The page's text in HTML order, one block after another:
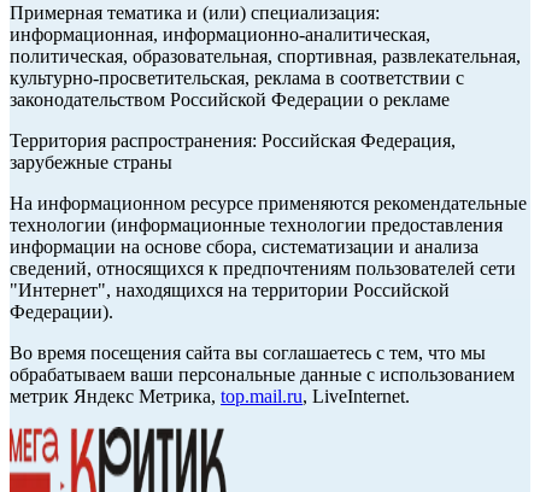
Примерная тематика и (или) специализация:
информационная, информационно-аналитическая,
политическая, образовательная, спортивная, развлекательная,
культурно-просветительская, реклама в соответствии с
законодательством Российской Федерации о рекламе
Территория распространения: Российская Федерация,
зарубежные страны
На информационном ресурсе применяются рекомендательные
технологии (информационные технологии предоставления
информации на основе сбора, систематизации и анализа
сведений, относящихся к предпочтениям пользователей сети
"Интернет", находящихся на территории Российской
Федерации).
Во время посещения сайта вы соглашаетесь с тем, что мы
обрабатываем ваши персональные данные с использованием
метрик Яндекс Метрика, top.mail.ru, LiveInternet.